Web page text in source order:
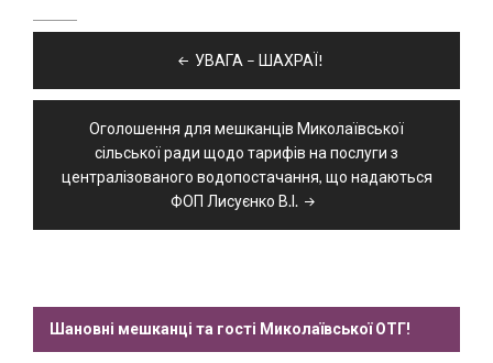
УВАГА – ШАХРАЇ!
Оголошення для мешканців Миколаївської
сільської ради щодо тарифів на послуги з
централізованого водопостачання, що надаються
ФОП Лисуєнко В.І.
Шановні мешканці та гості Миколаївської ОТГ!